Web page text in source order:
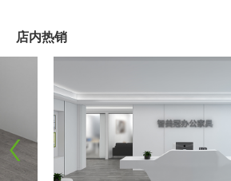
店内热销